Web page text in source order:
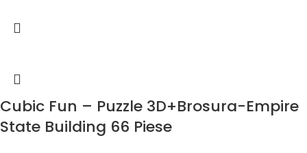
Cubic Fun – Puzzle 3D+Brosura-Empire
State Building 66 Piese